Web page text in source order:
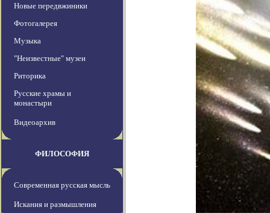
Новые передвжиники
Фотогалерея
Музыка
"Неизвестные" музеи
Риторика
Русские храмы и
монастыри
Видеоархив
ФИЛОСОФИЯ
Современная русская мысль
Искания и размышления